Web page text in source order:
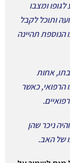
ומצבו
ותוכל לקבל
הנוספת תהיינה
אחות
הרפואי, כאשר
ניכר שהן
של האב.